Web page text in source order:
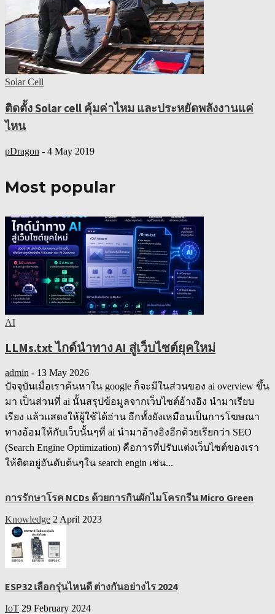
Solar Cell
ติดตั้ง Solar cell คุ้มค่าไหม และประหยัดพลังงานแค่
ไหน
pDragon - 4 May 2019
Most popular
AI
LLMs.txt ไกด์นำทาง AI สู่เว็บไซต์ยุคใหม่
admin - 13 May 2026
ปัจจุบันเมื่อเราค้นหาใน google ก็จะมีในส่วนของ ai overview ขึ้น
มา เป็นส่วนที่ ai นั้นสรุปข้อมูลจากเว็บไซต์อ้างอิง นำมาเรียบ
เรียง แล้วแสดงให้ผู้ใช้ได้อ่าน อีกทั้งยังเหมือนเป็นการโฆษณา
ทางอ้อมให้กับเว็บนั้นๆที่ ai นำมาอ้างอิงอีกด้วยเรียกว่า SEO
(Search Engine Optimization) คือการที่ปรับแต่งเว็บไซต์ของเรา
ให้ติดอยู่อันดับต้นๆใน search engin เช่น...
การรักษาโรค NCDs ด้วยการกินผักไมโครกรีน Micro Green
Knowledge 2 April 2023
ESP32 เลือกรุ่นไหนดี ต่างกันอย่างไร 2024
IoT 29 February 2024